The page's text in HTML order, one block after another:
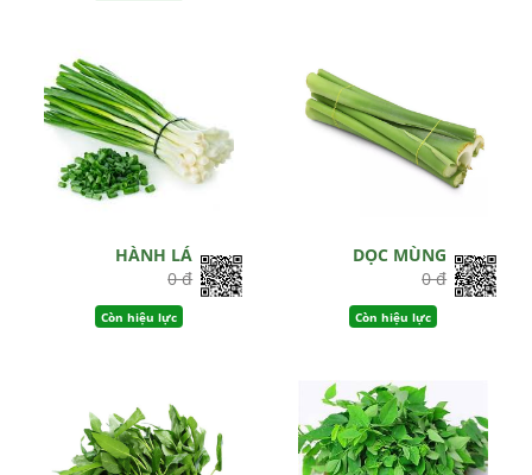
HÀNH LÁ
0 đ
Còn hiệu lực
DỌC MÙNG
0 đ
Còn hiệu lực